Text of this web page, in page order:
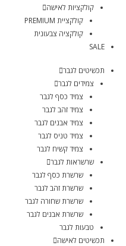
קולקציות לאישה
קולקציית PREMIUM
קולקציה צבעונית
SALE
תכשיטים לגבר
צמידים לגבר
צמיד כסף לגבר
צמיד זהב לגבר
צמיד אבנים לגבר
צמיד טניס לגבר
צמיד קשיח לגבר
שרשראות לגבר
שרשרת כסף לגבר
שרשרת זהב לגבר
שרשרת שחורה לגבר
שרשרת אבנים לגבר
טבעות לגבר
תכשיטים לאישה